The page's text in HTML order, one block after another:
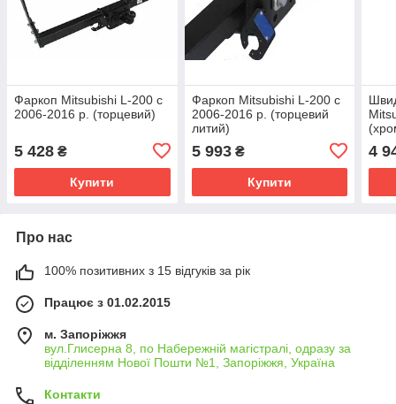
Фаркоп Mitsubishi L-200 с
2006-2016 р. (торцевий)
5 428 ₴
Купити
Фаркоп Mitsubishi L-200 с
2006-2016 р. (торцевий
литий)
5 993₴
Купити
з
4
Про нас
100% позитивних з 15 відгуків за рік
Працює з 01.02.2015
м. Запоріжжя
вул.Глисерна 8, по Набережній магістралі, одразу за
відділенням Нової Пошти №1, Запоріжжя, Україна
Контакти